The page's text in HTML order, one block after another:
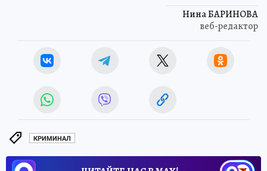
Нина БАРИНОВА
веб-редактор
КРИМИНАЛ